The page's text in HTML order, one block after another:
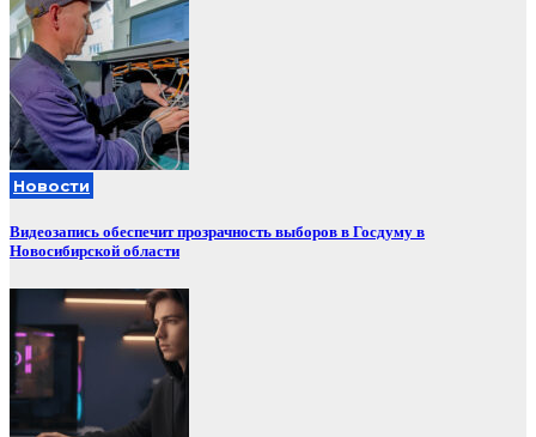
Новости
Видеозапись обеспечит прозрачность выборов в Госдуму в
Новосибирской области